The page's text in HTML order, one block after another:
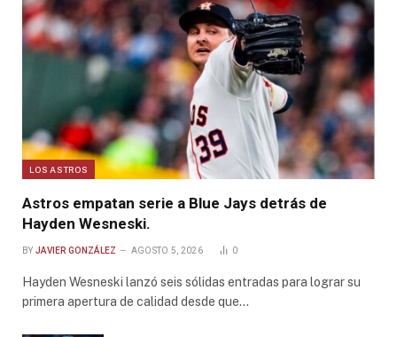
LOS ASTROS
Astros empatan serie a Blue Jays detrás de
Hayden Wesneski.
BY JAVIER GONZÁLEZ AGOSTO 5, 2026 0
Hayden Wesneski lanzó seis sólidas entradas para lograr su
primera apertura de calidad desde que…